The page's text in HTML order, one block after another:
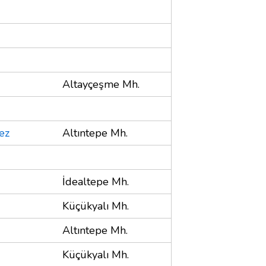
Altayçeşme Mh.
Altıntepe Mh.
İdealtepe Mh.
Küçükyalı Mh.
Altıntepe Mh.
Küçükyalı Mh.